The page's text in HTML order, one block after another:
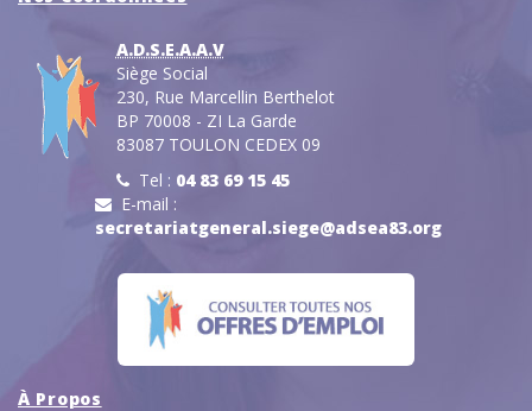
A.D.S.E.A.A.V
Siège Social
230, Rue Marcellin Berthelot
BP 70008 - ZI La Garde
83087 TOULON CEDEX 09
Tel : 04 83 69 15 45
E-mail :
secretariatgeneral.siege@adsea83.org
À Propos